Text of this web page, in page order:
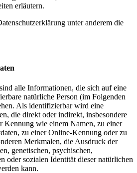
erläutern.
unter anderem die
alle Informationen, die sich auf eine
natürliche Person (im Folgenden
Als identifizierbar wird eine
die direkt oder indirekt, insbesondere
Kennung wie einem Namen, zu einer
zu einer Online-Kennung oder zu
Merkmalen, die Ausdruck der
genetischen, psychischen,
oder sozialen Identität dieser natürlichen
kann.